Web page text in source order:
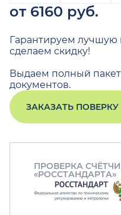
от 6160 руб.
Гарантируем лучшую
сделаем скидку!
Выдаем полный пакет
документов.
ЗАКАЗАТЬ ПОВЕРКУ
ПРОВЕРКА
«РОССТАНДАРТА»